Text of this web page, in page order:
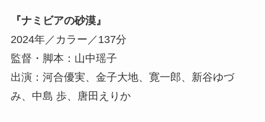
『ナミビアの砂漠』
2024年／カラー／137分
監督・脚本：山中瑶子
出演：河合優実、金子大地、寛一郎、新谷ゆづ
み、中島 歩、唐田えりか